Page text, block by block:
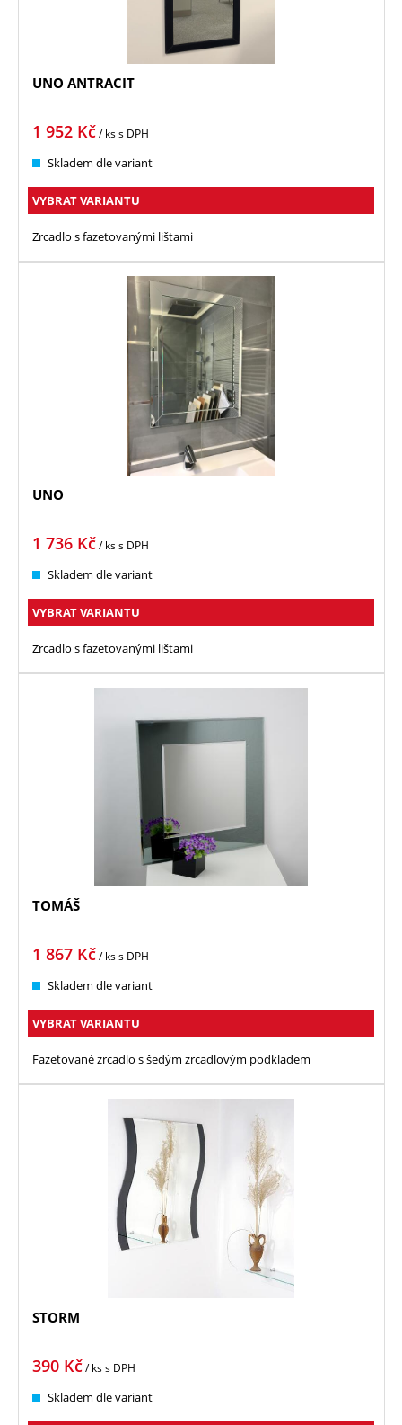
UNO ANTRACIT
1 952 Kč/ kss DPH
Skladem dle variant
VYBRAT VARIANTU
Zrcadlo s fazetovanými lištami
UNO
1 736 Kč/ kss DPH
Skladem dle variant
VYBRAT VARIANTU
Zrcadlo s fazetovanými lištami
TOMÁŠ
1 867 Kč/ kss DPH
Skladem dle variant
VYBRAT VARIANTU
Fazetované zrcadlo s šedým zrcadlovým podkladem
STORM
390 Kč/ kss DPH
Skladem dle variant